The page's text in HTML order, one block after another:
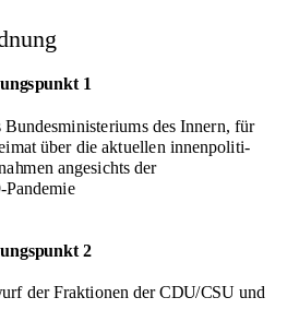
1
Bundesministeriums des Innern, für
über die aktuellen innenpoliti-
angesichts der
2
der Fraktionen der CDU/CSU und